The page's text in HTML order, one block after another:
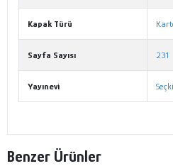
Kapak Türü
Sayfa Sayısı 231
Yayınevi
Benzer Ürünler